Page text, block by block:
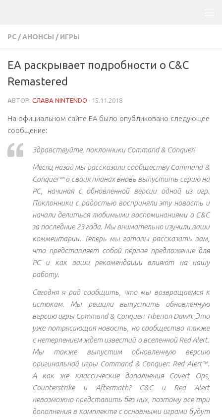
PC /АНОНСЫ / ИГРЫ
EA раскрывает подробности о C&C
Remastered
АВТОР: СЛАВА NINTENDO · 15.11.2018
На официальном сайте EA было опубликовано следующее
сообщение:
Здравствуйте, поклонники Command & Conquer!
Месяц назад мы рассказали сообществу Command &
Conquer™ о своих планах вновь выпустить серию на
PC, начиная с обновленной версии одной из игр.
Поклонники с радостью восприняли эту новость и
начали делиться любимыми воспоминаниями о C&C
за последние 23 года. Мы внимательно изучили ваши
комментарии. Теперь мы готовы рассказать вам,
что представляет собой первое предложение для
PC и как ваши рекомендации влияют на нашу
работу.
Сегодня я рад сообщить, что мы возвращаемся к
истокам. Мы решили выпустить обновленную
версию игры Command & Conquer: Tiberian Dawn. Это
уже потрясающая новость, но сообщество также
с нетерпением ждет известий о вселенной Red Alert.
Мы также выпустим обновленную версию
оригинальной игры Command & Conquer: Red Alert™.
А как же классические дополнения Covert Ops,
Counterstrike и Aftermath? C&C и Red Alert
невозможно представить без них, поэтому все три
дополнения в комплекте с основными играми будут